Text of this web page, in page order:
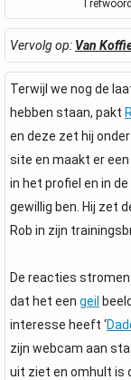
Vervolg op: Van
Terwijl we nog de
hebben staan, pakt
en deze zet hij
site en maakt er een
in het profiel en in
gewillig ben. Hij zet
Rob in zijn
De reacties
dat het een geil
interesse heeft ‘
zijn webcam aan
uit ziet en omhult is